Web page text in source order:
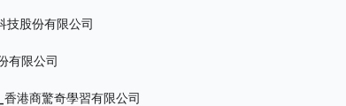
技股份有限公司
有限公司
港商驚奇學習有限公司